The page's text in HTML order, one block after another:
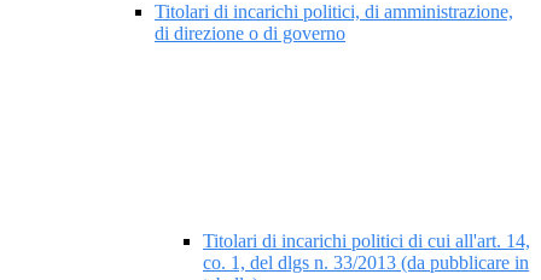
Titolari di incarichi politici, di amministrazione,
di direzione o di governo
Titolari di incarichi politici di cui all'art. 14,
co. 1, del dlgs n. 33/2013 (da pubblicare in